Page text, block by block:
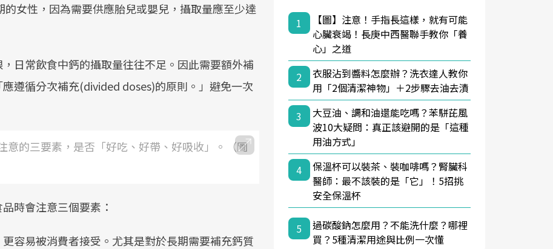
女性，因為需要供應胎兒或嬰兒，攝取量應至少達
日常飲食中鈣的攝取量往往不足。因此需要額外補
遵循分次補充(divided doses)的原則。」避免一次
意的三要素，是否「好吃、好帶、好吸收」。（圖
時會注意三個要素：
容易被消費者接受。尤其是對於長期需要補充鈣質
1
【圖】注意！手指長這樣，就有可能
心臟衰竭！長庚中西醫聯手教你「養
心」之道
2
衣服沾到醬料怎麼辦？洗衣達人教你
用「2個清潔神物」＋2步驟去油去漬
3
大豆油、調和油還能吃嗎？苯駢芘風
波10大疑問：真正該避開的是「這種
用油方式」
4
保溫杯可以裝茶、裝咖啡嗎？腎臟科
醫師：最不該裝的是「它」！5招挑
安全保溫杯
5
過碳酸鈉怎麼用？不能洗什麼？哪裡
買？5種清潔用途與比例一次懂